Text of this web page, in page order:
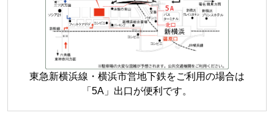
東急新横浜線・横浜市営地下鉄をご利用の場合は
「5A」出口が便利です。